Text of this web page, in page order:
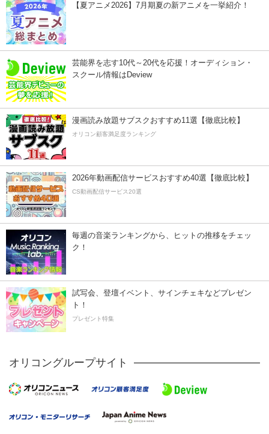
【夏アニメ2026】7月期夏の新アニメを一挙紹介！
芸能界を志す10代～20代を応援！オーディション・
スクール情報はDeview
漫画読み放題サブスクおすすめ11選【徹底比較】
オリコン顧客満足度ランキング
2026年動画配信サービスおすすめ40選【徹底比較】
CS動画配信サービス20選
毎週の音楽ランキングから、ヒットの推移をチェッ
ク！
試写会、登壇イベント、サインチェキなどプレゼン
ト！
プレゼント特集
オリコングループサイト